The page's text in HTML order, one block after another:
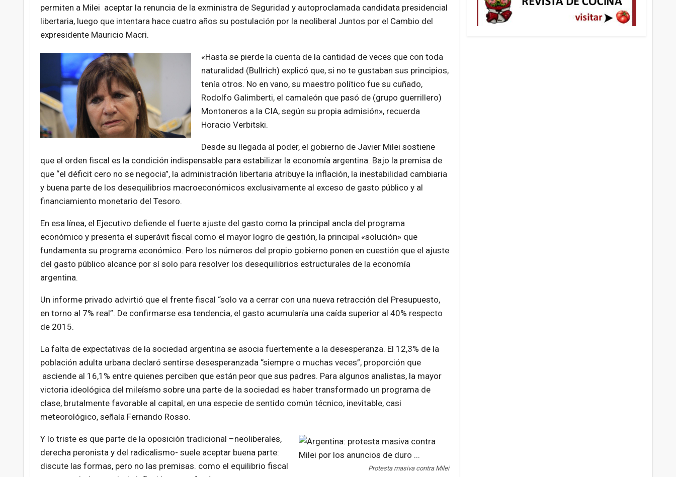
permiten a Milei aceptar la renuncia de la exministra de Seguridad y autoproclamada candidata presidencial
libertaria, luego que intentara hace cuatro años su postulación por la neoliberal Juntos por el Cambio del
expresidente Mauricio Macri.
«Hasta se pierde la cuenta de la cantidad de veces que con toda
naturalidad (Bullrich) explicó que, si no te gustaban sus principios,
tenía otros. No en vano, su maestro político fue su cuñado,
Rodolfo Galimberti, el camaleón que pasó de (grupo guerrillero)
Montoneros a la CIA, según su propia admisión», recuerda
Horacio Verbitski.
Desde su llegada al poder, el gobierno de Javier Milei sostiene
que el orden fiscal es la condición indispensable para estabilizar la economía argentina. Bajo la premisa de
que “el déficit cero no se negocia”, la administración libertaria atribuye la inflación, la inestabilidad cambiaria
y buena parte de los desequilibrios macroeconómicos exclusivamente al exceso de gasto público y al
financiamiento monetario del Tesoro.
En esa línea, el Ejecutivo defiende el fuerte ajuste del gasto como la principal ancla del programa
económico y presenta el superávit fiscal como el mayor logro de gestión, la principal «solución» que
fundamenta su programa económico. Pero los números del propio gobierno ponen en cuestión que el ajuste
del gasto público alcance por sí solo para resolver los desequilibrios estructurales de la economía
argentina.
Un informe privado advirtió que el frente fiscal “solo va a cerrar con una nueva retracción del Presupuesto,
en torno al 7% real”. De confirmarse esa tendencia, el gasto acumularía una caída superior al 40% respecto
de 2015.
La falta de expectativas de la sociedad argentina se asocia fuertemente a la desesperanza. El 12,3% de la
población adulta urbana declaró sentirse desesperanzada “siempre o muchas veces”, proporción que
asciende al 16,1% entre quienes perciben que están peor que sus padres. Para algunos analistas, la mayor
victoria ideológica del mileísmo sobre una parte de la sociedad es haber transformado un programa de
clase, brutalmente favorable al capital, en una especie de sentido común técnico, inevitable, casi
meteorológico, señala Fernando Rosso.
Protesta masiva contra Milei
Y lo triste es que parte de la oposición tradicional –neoliberales,
derecha peronista y del radicalismo- suele aceptar buena parte:
discute las formas, pero no las premisas. como el equilibrio fiscal